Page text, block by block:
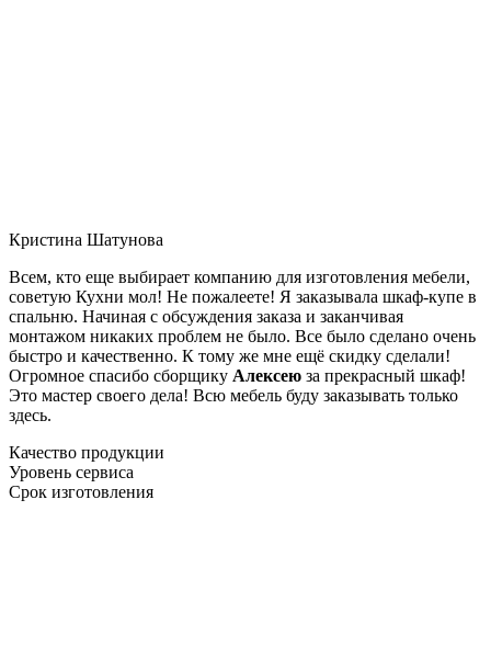
Кристина Шатунова
Всем, кто еще выбирает компанию для изготовления мебели,
советую Кухни мол! Не пожалеете! Я заказывала шкаф-купе в
спальню. Начиная с обсуждения заказа и заканчивая
монтажом никаких проблем не было. Все было сделано очень
быстро и качественно. К тому же мне ещё скидку сделали!
Огромное спасибо сборщику Алексею за прекрасный шкаф!
Это мастер своего дела! Всю мебель буду заказывать только
здесь.
Качество продукции
Уровень сервиса
Срок изготовления